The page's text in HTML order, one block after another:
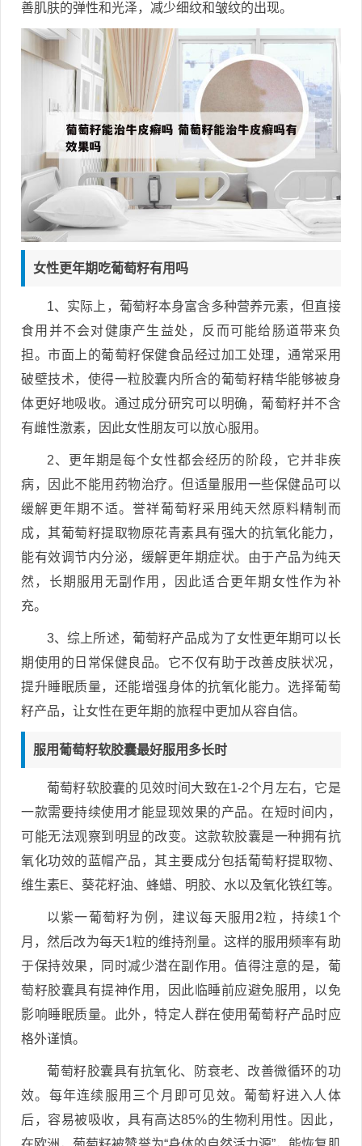
善肌肤的弹性和光泽，减少细纹和皱纹的出现。
女性更年期吃葡萄籽有用吗
1、实际上，葡萄籽本身富含多种营养元素，但直接
食用并不会对健康产生益处，反而可能给肠道带来负
担。市面上的葡萄籽保健食品经过加工处理，通常采用
破壁技术，使得一粒胶囊内所含的葡萄籽精华能够被身
体更好地吸收。通过成分研究可以明确，葡萄籽并不含
有雌性激素，因此女性朋友可以放心服用。
2、更年期是每个女性都会经历的阶段，它并非疾
病，因此不能用药物治疗。但适量服用一些保健品可以
缓解更年期不适。誉祥葡萄籽采用纯天然原料精制而
成，其葡萄籽提取物原花青素具有强大的抗氧化能力，
能有效调节内分泌，缓解更年期症状。由于产品为纯天
然，长期服用无副作用，因此适合更年期女性作为补
充。
3、综上所述，葡萄籽产品成为了女性更年期可以长
期使用的日常保健良品。它不仅有助于改善皮肤状况，
提升睡眠质量，还能增强身体的抗氧化能力。选择葡萄
籽产品，让女性在更年期的旅程中更加从容自信。
服用葡萄籽软胶囊最好服用多长时
葡萄籽软胶囊的见效时间大致在1-2个月左右，它是
一款需要持续使用才能显现效果的产品。在短时间内，
可能无法观察到明显的改变。这款软胶囊是一种拥有抗
氧化功效的蓝帽产品，其主要成分包括葡萄籽提取物、
维生素E、葵花籽油、蜂蜡、明胶、水以及氧化铁红等。
以紫一葡萄籽为例，建议每天服用2粒，持续1个
月，然后改为每天1粒的维持剂量。这样的服用频率有助
于保持效果，同时减少潜在副作用。值得注意的是，葡
萄籽胶囊具有提神作用，因此临睡前应避免服用，以免
影响睡眠质量。此外，特定人群在使用葡萄籽产品时应
格外谨慎。
葡萄籽胶囊具有抗氧化、防衰老、改善微循环的功
效。每年连续服用三个月即可见效。葡萄籽进入人体
后，容易被吸收，具有高达85%的生物利用性。因此，